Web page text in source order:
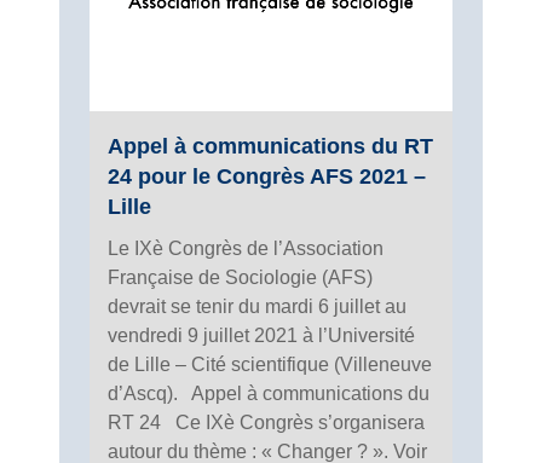
Appel à communications du RT
24 pour le Congrès AFS 2021 –
Lille
Le IXè Congrès de l’Association
Française de Sociologie (AFS)
devrait se tenir du mardi 6 juillet au
vendredi 9 juillet 2021 à l’Université
de Lille – Cité scientifique (Villeneuve
d’Ascq). Appel à communications du
RT 24 Ce IXè Congrès s’organisera
autour du thème : « Changer ? ». Voir